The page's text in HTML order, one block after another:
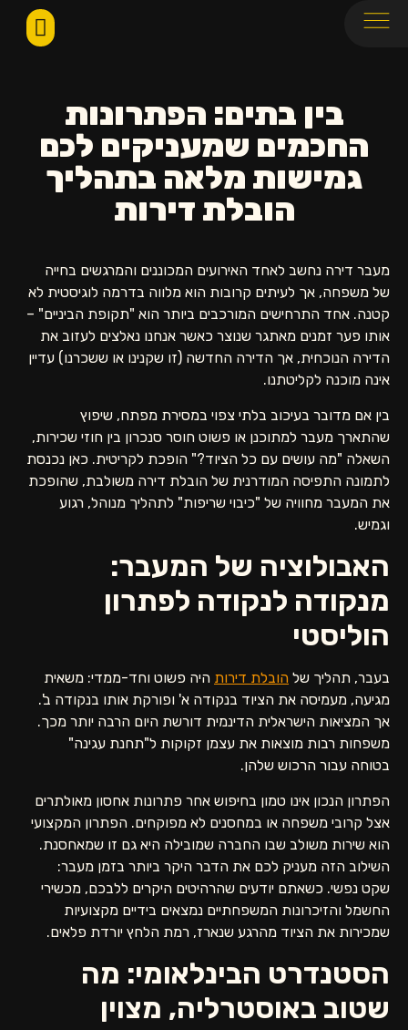
בין בתים: הפתרונות
החכמים שמעניקים לכם
גמישות מלאה בתהליך
הובלת דירות
מעבר דירה נחשב לאחד האירועים המכוננים והמרגשים בחייה
של משפחה, אך לעיתים קרובות הוא מלווה בדרמה לוגיסטית לא
קטנה. אחד התרחישים המורכבים ביותר הוא "תקופת הביניים" –
אותו פער זמנים מאתגר שנוצר כאשר אנחנו נאלצים לעזוב את
הדירה הנוכחית, אך הדירה החדשה (זו שקנינו או ששכרנו) עדיין
אינה מוכנה לקליטתנו.
בין אם מדובר בעיכוב בלתי צפוי במסירת מפתח, שיפוץ
שהתארך מעבר למתוכנן או פשוט חוסר סנכרון בין חוזי שכירות,
השאלה "מה עושים עם כל הציוד?" הופכת לקריטית. כאן נכנסת
לתמונה התפיסה המודרנית של הובלת דירה משולבת, שהופכת
את המעבר מחוויה של "כיבוי שריפות" לתהליך מנוהל, רגוע
וגמיש.
האבולוציה של המעבר:
מנקודה לנקודה לפתרון
הוליסטי
בעבר, תהליך של הובלת דירות היה פשוט וחד-ממדי: משאית
מגיעה, מעמיסה את הציוד בנקודה א' ופורקת אותו בנקודה ב'.
אך המציאות הישראלית הדינמית דורשת היום הרבה יותר מכך.
משפחות רבות מוצאות את עצמן זקוקות ל"תחנת עגינה"
בטוחה עבור הרכוש שלהן.
הפתרון הנכון אינו טמון בחיפוש אחר פתרונות אחסון מאולתרים
אצל קרובי משפחה או במחסנים לא מפוקחים. הפתרון המקצועי
הוא שירות משולב שבו החברה שמובילה היא גם זו שמאחסנת.
השילוב הזה מעניק לכם את הדבר היקר ביותר בזמן מעבר:
שקט נפשי. כשאתם יודעים שהרהיטים היקרים ללבכם, מכשירי
החשמל והזיכרונות המשפחתיים נמצאים בידיים מקצועיות
שמכירות את הציוד מהרגע שנארז, רמת הלחץ יורדת פלאים.
הסטנדרט הבינלאומי: מה
שטוב באוסטרליה, מצוין